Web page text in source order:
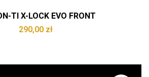
TI X-LOCK EVO FRONT
290,00 zł